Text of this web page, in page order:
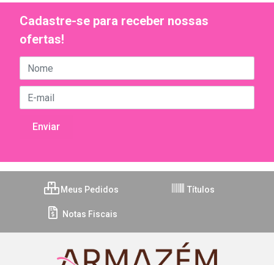
Cadastre-se para receber nossas
ofertas!
Meus Pedidos Títulos
Notas Fiscais